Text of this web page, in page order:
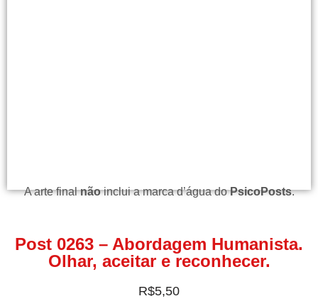
A arte finalnãoinclui a marca d’água doPsicoPosts.
Post 0263 – Abordagem Humanista.
Olhar, aceitar e reconhecer.
R$5,50